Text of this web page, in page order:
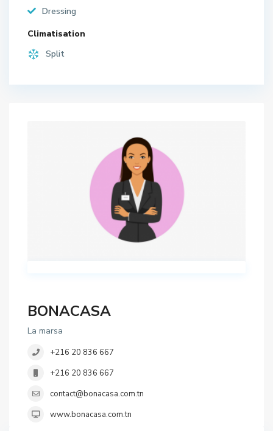
Dressing
Climatisation
Split
BONACASA
La marsa
+216 20 836 667
+216 20 836 667
contact@bonacasa.com.tn
www.bonacasa.com.tn